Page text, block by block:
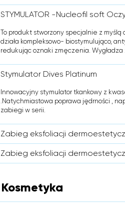
STYMULATOR -Nucleofil soft
To produkt stworzony specjalnie z
działa kompleksowo- biostymulująco,
redukując oznaki zmęczenia. Wygładza
Stymulator Dives Platinum
Innowacyjny stymulator tkankowy z
.Natychmiastowa poprawa jędrności ,
zabiegi w serii.
Zabieg eksfoliacji
Zabieg eksfoliacji
Kosmetyka